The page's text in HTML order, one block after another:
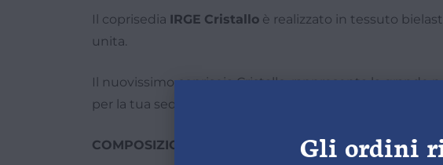
Il coprisedia IRGE Cristallo è realizzato in tessuto
unita.
Il nuovissimo copriseia Cristallo, rappresenta la
per la tua sedia.
COMPOSIZIONE TESSILE:
Gli ordini